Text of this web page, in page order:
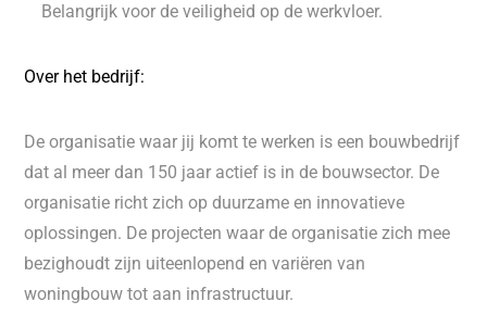
Belangrijk voor de veiligheid op de werkvloer.
Over het bedrijf:
De organisatie waar jij komt te werken is een bouwbedrijf
dat al meer dan 150 jaar actief is in de bouwsector. De
organisatie richt zich op duurzame en innovatieve
oplossingen. De projecten waar de organisatie zich mee
bezighoudt zijn uiteenlopend en variëren van
woningbouw tot aan infrastructuur.